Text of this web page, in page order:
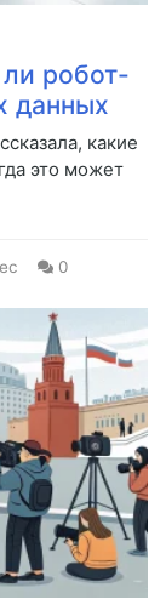
робот-
данных
какие
это может
0